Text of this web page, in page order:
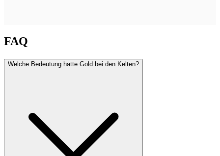
FAQ
Welche Bedeutung hatte Gold bei den Kelten?